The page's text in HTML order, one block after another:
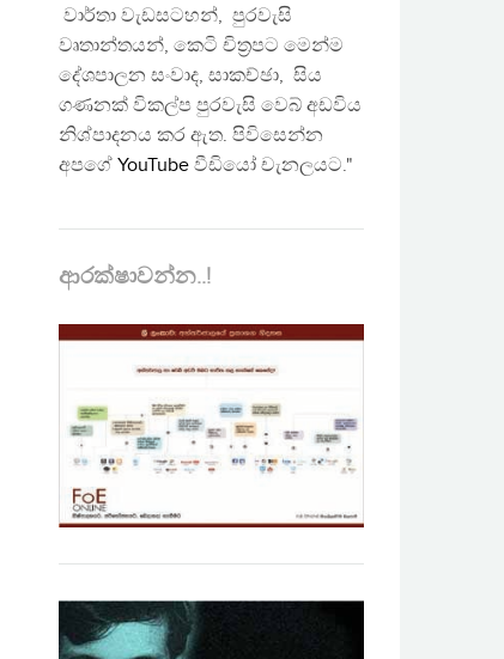
වාර්තා වැඩසටහන්, පුරවැසි
වෘතාන්තයන්, කෙටි චිත්‍රපට මෙන්ම
දේශපාලන සංවාද, සාකච්ඡා, සිය
ගණනක් විකල්ප පුරවැසි වෙබ් අඩවිය
නිශ්පාදනය කර ඇත. පිවිසෙන්න
අපගේ YouTube වීඩියෝ චැනලයට."
ආරක්ෂාවන්න..!